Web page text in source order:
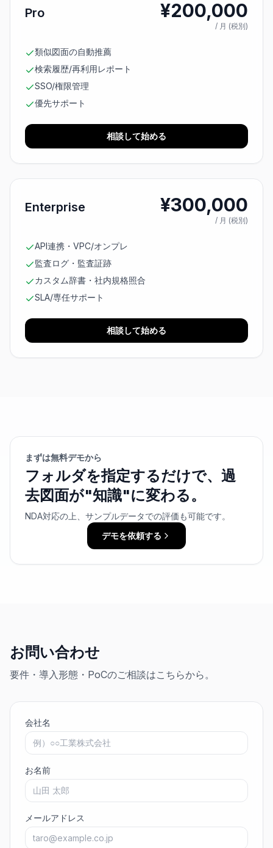
Pro ¥200,000
/ 月 (税別)
類似図面の自動推薦
検索履歴/再利用レポート
SSO/権限管理
優先サポート
相談して始める
Enterprise ¥300,000
/ 月 (税別)
API連携・VPC/オンプレ
監査ログ・監査証跡
カスタム辞書・社内規格照合
SLA/専任サポート
相談して始める
まずは無料デモから
フォルダを指定するだけで、過
去図面が"知識"に変わる。
NDA対応の上、サンプルデータでの評価も可能です。
デモを依頼する
お問い合わせ
要件・導入形態・PoCのご相談はこちらから。
会社名
お名前
メールアドレス